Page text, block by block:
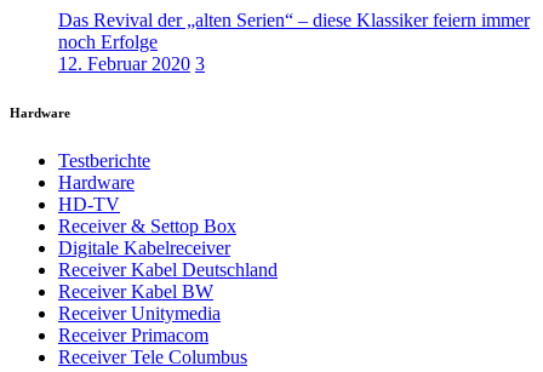
Das Revival der „alten Serien“ – diese Klassiker feiern immer
noch Erfolge
12. Februar 2020 3
Hardware
Testberichte
Hardware
HD-TV
Receiver & Settop Box
Digitale Kabelreceiver
Receiver Kabel Deutschland
Receiver Kabel BW
Receiver Unitymedia
Receiver Primacom
Receiver Tele Columbus